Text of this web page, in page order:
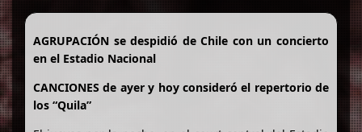
AGRUPACIÓN se despidió de Chile con un concierto
en el Estadio Nacional
CANCIONES de ayer y hoy consideró el repertorio de
los “Quila”